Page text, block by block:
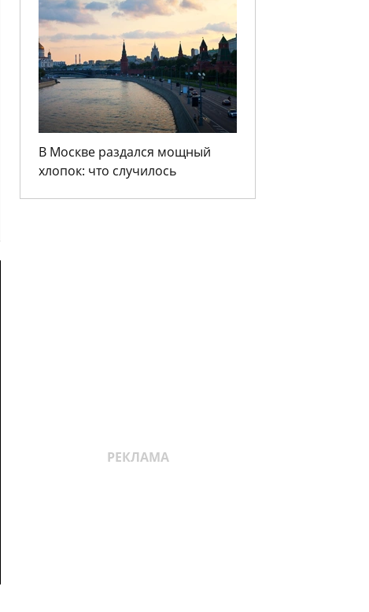
В Москве раздался мощный
хлопок: что случилось